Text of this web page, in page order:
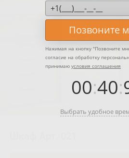
Позвоните
Нажимая на кнопку "Позвоните
согласие на обработку
принимаю условия соглашения
00:40:
Выбрать удобное